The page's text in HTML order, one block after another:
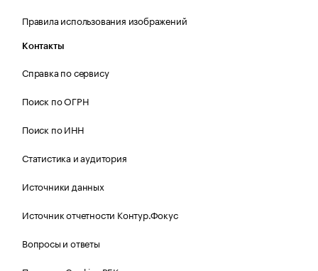
Правила использования изображений
Контакты
Справка по сервису
Поиск по ОГРН
Поиск по ИНН
Статистика и аудитория
Источники данных
Источник отчетности Контур.Фокус
Вопросы и ответы